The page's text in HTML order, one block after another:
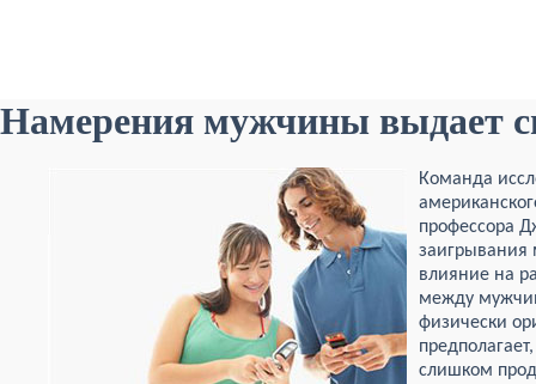
Намерения мужчины выдает
Команда
профессора
заигрывания
влияние на
между
физически
слишком